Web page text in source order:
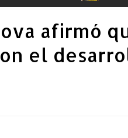
afirmó
el